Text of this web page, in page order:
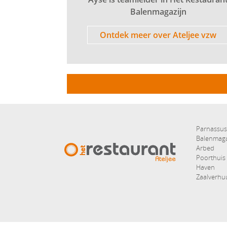
Balenmagazijn
Ontdek meer over Ateljee vzw
Parnassus
Arbed
Poorthuis
Haven